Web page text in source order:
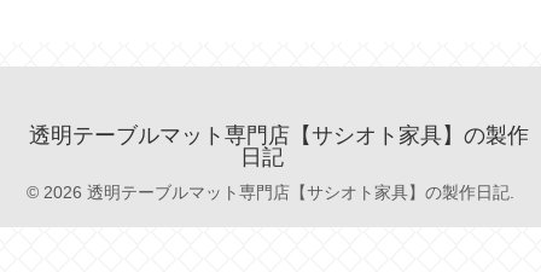
透明テーブルマット専門店【サシオト家具】の製作
日記
© 2026 透明テーブルマット専門店【サシオト家具】の製作日記.